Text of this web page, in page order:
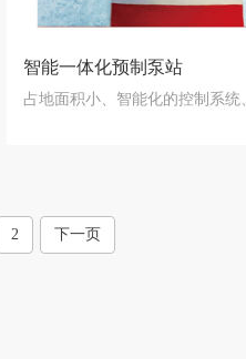
智能一体化预制泵站
2 下一页